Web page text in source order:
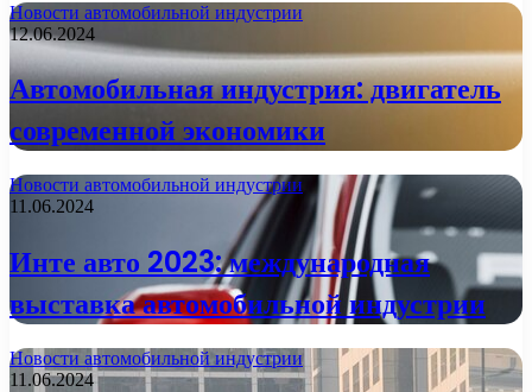
Новости автомобильной индустрии
12.06.2024
Автомобильная индустрия: двигатель
современной экономики
Новости автомобильной индустрии
11.06.2024
Инте авто 2023: международная
выставка автомобильной индустрии
Новости автомобильной индустрии
11.06.2024